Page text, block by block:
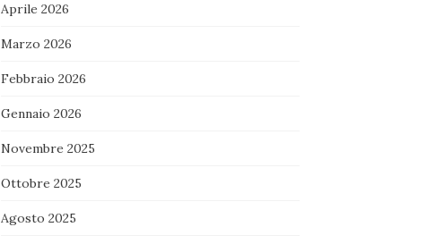
Aprile 2026
Marzo 2026
Febbraio 2026
Gennaio 2026
Novembre 2025
Ottobre 2025
Agosto 2025